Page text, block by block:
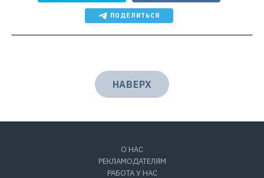
ПОДЕЛИТЬСЯ
НАВЕРХ
О НАС
РЕКЛАМОДАТЕЛЯМ
РАБОТА У НАС